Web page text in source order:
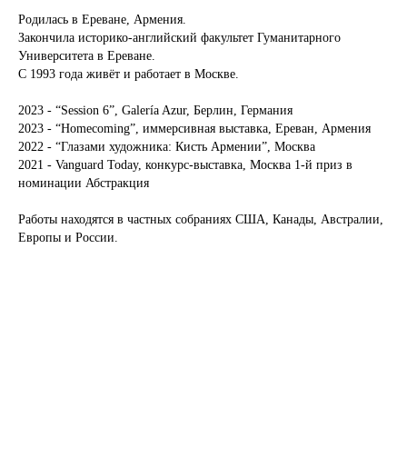
Родилась в Ереване, Армения.
Закончила историко-английский факультет Гуманитарного
Университета в Ереване.
С 1993 года живёт и работает в Москве.
2023 - “Session 6”, Galería Azur, Берлин, Германия
2023 - “Homecoming”, иммерсивная выставка, Ереван, Армения
2022 - “Глазами художника: Кисть Армении”, Москва
2021 - Vanguard Today, конкурс-выставка, Москва 1-й приз в
номинации Абстракция
Работы находятся в частных собраниях США, Канады, Австралии,
Европы и России.